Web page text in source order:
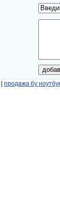
продажа бу